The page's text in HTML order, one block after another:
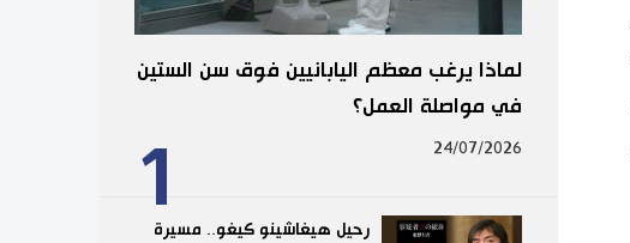
1
لماذا يرغب معظم اليابانيين فوق سن الستين
في مواصلة العمل؟
24/07/2026
رحيل هيغاشينو كيغو.. مسيرة